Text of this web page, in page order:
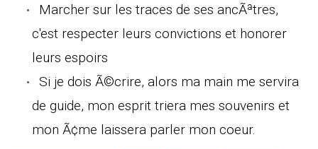
Marcher sur les traces de ses ancÃªtres,
c'est respecter leurs convictions et honorer
leurs espoirs
Si je dois Ã©crire, alors ma main me servira
de guide, mon esprit triera mes souvenirs et
mon Ã¢me laissera parler mon coeur.